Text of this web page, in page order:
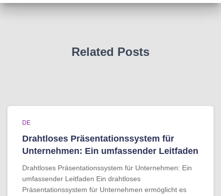
Related Posts
DE
Drahtloses Präsentationssystem für
Unternehmen: Ein umfassender Leitfaden
Drahtloses Präsentationssystem für Unternehmen: Ein
umfassender Leitfaden Ein drahtloses
Präsentationssystem für Unternehmen ermöglicht es